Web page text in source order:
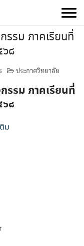
รรม ภาคเรียนที่
๘
ประกาศวิทยาลัย
รรม ภาคเรียนที่
๘
ม